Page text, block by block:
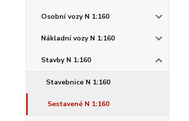
Osobní vozy N 1:160
Nákladní vozy N 1:160
Stavby N 1:160
Stavebnice N 1:160
Sestavené N 1:160